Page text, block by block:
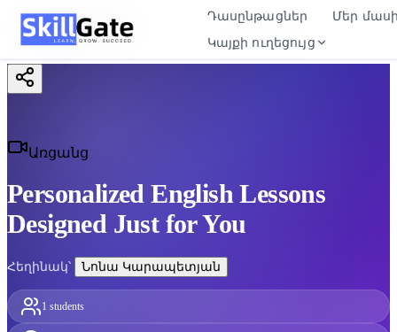
Դասընթացներ
Մեր
Կայքի ուղեցույց
Դասընթացներ
Մեր
Կայքի ուղեցույց
Առցանց
Personalized English Lessons
Designed Just for You
Հեղինակ՝ Նոնա Կարապետյան
1 students